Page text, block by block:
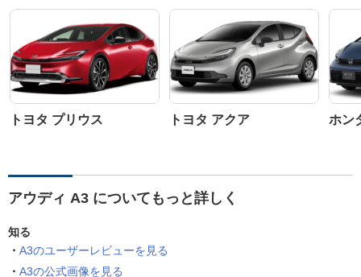
トヨタ プリウス トヨタ アクア ホン
アウディ A3 についてもっと詳しく
知る
A3のユーザーレビューを見る
A3の公式画像を見る